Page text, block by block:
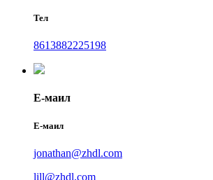
Тел
8613882225198
Е-маил
Е-маил
jonathan@zhdl.com
lill@zhdl.com